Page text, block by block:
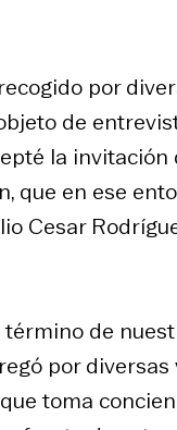
por
de
la
que en ese
Cesar
de
por diversas
toma